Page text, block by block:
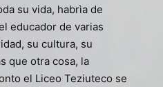
su vida, habrìa de
educador de varias
su cultura, su
que otra cosa, la
el Liceo Teziuteco se